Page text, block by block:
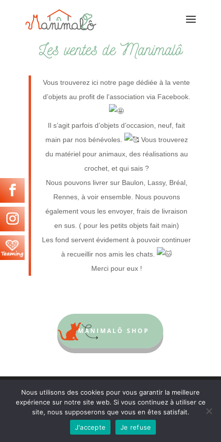
Les ventes de Manimalô
Vous trouverez ici notre page dédiée à la vente
d’objets au profit de l’association via Facebook.
Il s’agit parfois d’objets d’occasion, neuf, fait
main par nos bénévoles.
Vous trouverez
du matériel pour animaux, des réalisations au
crochet, et qui sais ?
Nous pouvons livrer sur Baulon, Lassy, Bréal,
Rennes, à voir ensemble. Nous pouvons
également vous les envoyer, frais de livraison
en sus. ( pour les petits objets fait main)
Les fond servent évidement à pouvoir continuer
à recueillir nos amis les chats.
Merci pour eux !
MANIMALÔ SHOP
© Manimalô 2021 |Site développé par Anaïs
Marquer|Mentions légales | Conditions générales
de vente
Nous utilisons des cookies pour vous garantir la meilleure
expérience sur notre site web. Si vous continuez à utiliser ce
site, nous supposerons que vous en êtes satisfait.
J'accepte
Je refuse